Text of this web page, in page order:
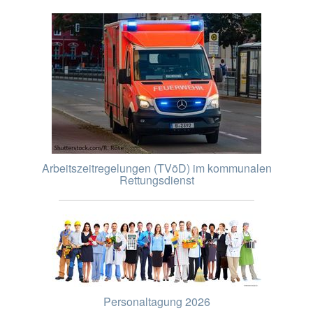
Arbeitszeitregelungen (TVöD) im kommunalen
Rettungsdienst
Personaltagung 2026